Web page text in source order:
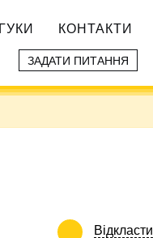
КОНТАКТИ
ЗАДАТИ ПИТАННЯ
Відкласти